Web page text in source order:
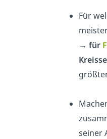
Für
→ für
seiner